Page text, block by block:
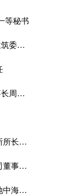
等秘书
毛剑瑛：住房和城乡建设部科技委智能建筑委员会专家组副组长、城市化委员会专家委员、教授级高工
周北平：山东金辰建设集团有限公司董事长周北平
金元浦 中国人民大学文化创意产业研究所所长博士、教授、博导
金锡顺 北京世博伟业房地产开发有限公司董事长·总经理
许靖华 美国科学院，第三世界科学院、地中海国家科学院院士